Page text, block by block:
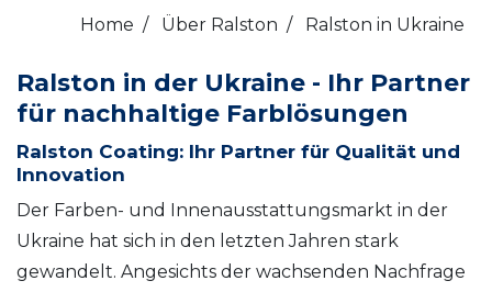
Home / Über Ralston / Ralston in Ukraine
Ralston in der Ukraine - Ihr Partner
für nachhaltige Farblösungen
Ralston Coating: Ihr Partner für Qualität und
Innovation
Der Farben- und Innenausstattungsmarkt in der
Ukraine hat sich in den letzten Jahren stark
gewandelt. Angesichts der wachsenden Nachfrage